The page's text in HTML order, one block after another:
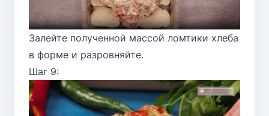
Залейте полученной массой ломтики хлеба
в форме и разровняйте.
Шаг 9: